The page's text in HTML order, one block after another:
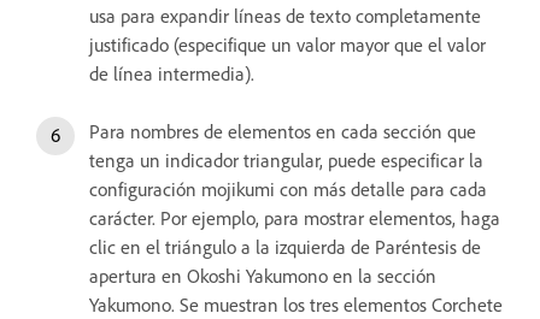
usa para expandir líneas de texto completamente
justificado (especifique un valor mayor que el valor
de línea intermedia).
Para nombres de elementos en cada sección que
tenga un indicador triangular, puede especificar la
configuración mojikumi con más detalle para cada
carácter. Por ejemplo, para mostrar elementos, haga
clic en el triángulo a la izquierda de Paréntesis de
apertura en Okoshi Yakumono en la sección
Yakumono. Se muestran los tres elementos Corchete